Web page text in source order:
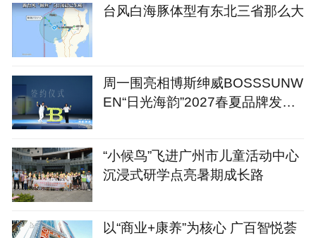
台风白海豚体型有东北三省那么大
周一围亮相博斯绅威BOSSSUNW
EN“日光海韵”2027春夏品牌发布
“小候鸟”飞进广州市儿童活动中心
沉浸式研学点亮暑期成长路
以“商业+康养”为核心 广百智悦荟